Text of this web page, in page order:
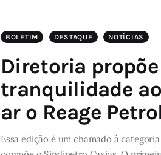
BOLETIM DESTAQUE NOTÍCIAS
Diretoria
tranquilidade
ar o Reage
Essa edição é um chamado à